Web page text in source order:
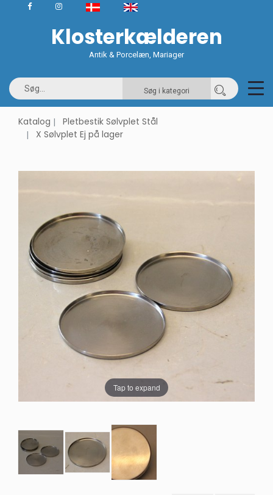
Klosterkælderen
Antik & Porcelæn, Mariager
Søg i kategori
Katalog
Pletbestik Sølvplet Stål
X Sølvplet Ej på lager
Tap to expand